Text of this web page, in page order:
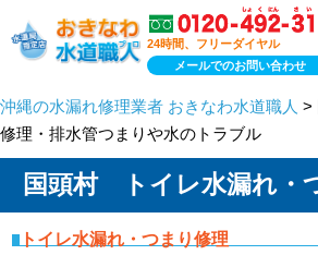
24時間、フリーダイヤル
メールでのお問い合わせ
沖縄の水漏れ修理業者 おきなわ水道職人 >
修理・排水管つまりや水のトラブル
国頭村 トイレ水漏れ・
トイレ水漏れ・つまり修理